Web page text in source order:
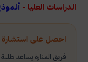
احصل على استشارة
فريق المنارة يساعد
الدراسات العليا -